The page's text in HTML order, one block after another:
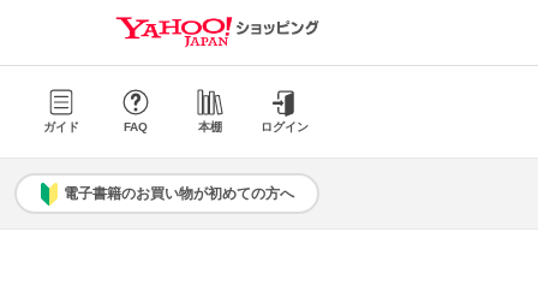
ガイド FAQ 本棚 ログイン
電子書籍のお買い物が初めての方へ